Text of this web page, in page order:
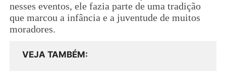
nesses eventos, ele fazia parte de uma tradição
que marcou a infância e a juventude de muitos
moradores.
VEJA TAMBÉM